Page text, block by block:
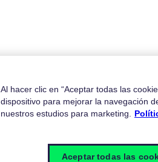
Al hacer clic en “Aceptar todas las
dispositivo para mejorar la navegación
nuestros estudios para marketing.
Aceptar todas las